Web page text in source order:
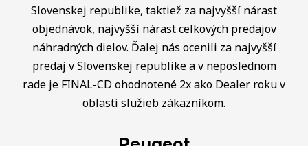
Slovenskej republike, taktiež za najvyšší nárast
objednávok, najvyšší nárast celkových predajov
náhradných dielov. Ďalej nás ocenili za najvyšší
predaj v Slovenskej republike a v neposlednom
rade je FINAL-CD ohodnotené 2x ako Dealer roku v
oblasti služieb zákazníkom.